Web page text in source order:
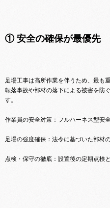
① 安全の確保が最優先
足場工事は高所作業を伴うため、最も
転落事故や部材の落下による被害を防
す。
作業員の安全対策：フルハーネス型安
足場の強度確保：法令に基づいた部材
点検・保守の徹底：設置後の定期点検